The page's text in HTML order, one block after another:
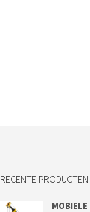
RECENTE PRODUCTEN